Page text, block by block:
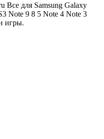
Все для Samsung Galaxy
Note 9 8 5 Note 4 Note 3
игры.